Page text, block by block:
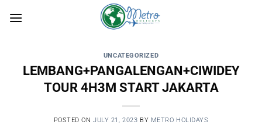
UNCATEGORIZED
LEMBANG+PANGALENGAN+CIWIDEY
TOUR 4H3M START JAKARTA
POSTED ONJULY 21, 2023 BY METRO HOLIDAYS